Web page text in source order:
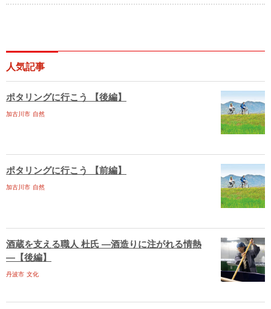
人気記事
ポタリングに行こう 【後編】
加古川市 自然
ポタリングに行こう 【前編】
加古川市 自然
酒蔵を支える職人 杜氏 ―酒造りに注がれる情熱
―【後編】
丹波市 文化